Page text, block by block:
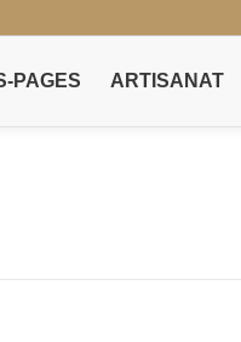
PAGES ARTISANAT